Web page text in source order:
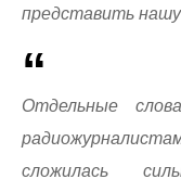
представить нашу
Отдельные
сложилась